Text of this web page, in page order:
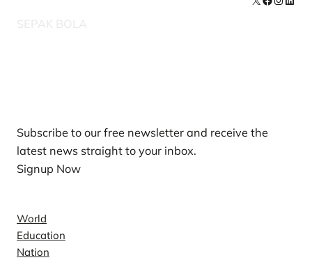
SEPAK BOLA
Subscribe to our free newsletter and receive the
latest news straight to your inbox.
Signup Now
World
Education
Nation